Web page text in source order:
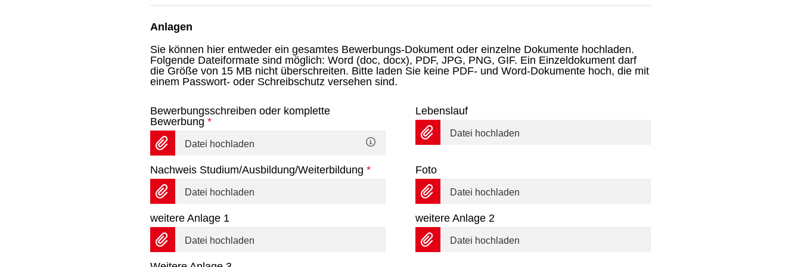
Anlagen
Sie können hier entweder ein gesamtes Bewerbungs-Dokument oder einzelne Dokumente hochladen.
Folgende Dateiformate sind möglich: Word (doc, docx), PDF, JPG, PNG, GIF. Ein Einzeldokument darf
die Größe von 15 MB nicht überschreiten. Bitte laden Sie keine PDF- und Word-Dokumente hoch, die mit
einem Passwort- oder Schreibschutz versehen sind.
Bewerbungsschreiben oder komplette
Bewerbung *
Datei hochladen
Lebenslauf
Datei hochladen
Nachweis Studium/Ausbildung/Weiterbildung *
Datei hochladen
Foto
Datei hochladen
weitere Anlage 1
Datei hochladen
weitere Anlage 2
Datei hochladen